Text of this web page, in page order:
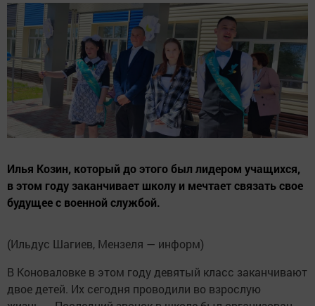
Илья Козин, который до этого был лидером учащихся,
в этом году заканчивает школу и мечтает связать свое
будущее с военной службой.
(Ильдус Шагиев, Мензеля — информ)
В Коноваловке в этом году девятый класс заканчивают
двое детей. Их сегодня проводили во взрослую